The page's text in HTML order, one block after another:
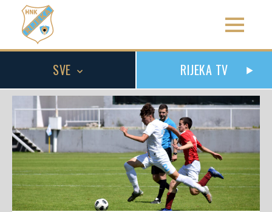
SVE RIJEKA TV